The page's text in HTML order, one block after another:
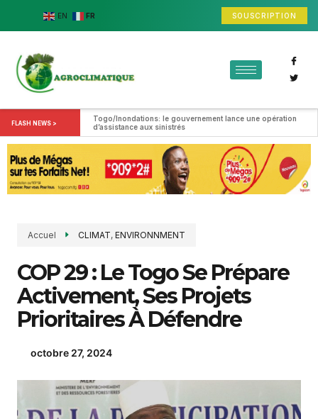
EN FR SOUSCRIPTION
FLASH NEWS >
Togo/Inondations: le gouvernement lance une opération
d’assistance aux sinistrés
Accuel CLIMAT, ENVIRONNMENT
COP 29 : Le Togo Se Prépare
Activement, Ses Projets
Prioritaires À Défendre
octobre 27, 2024